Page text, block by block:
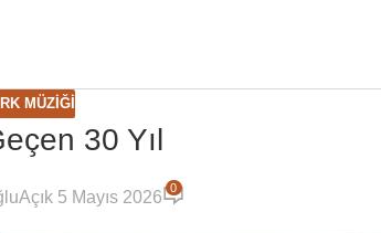
MÜZIĞI
30 Yıl
Açık 5 Mayıs 2026
0